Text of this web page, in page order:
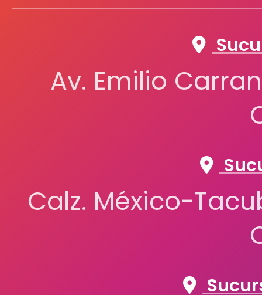
Av. Emilio
Calz. México-